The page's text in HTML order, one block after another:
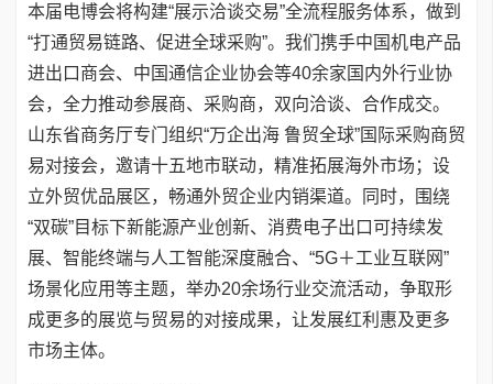
本届电博会将构建“展示洽谈交易”全流程服务体系，做到
“打通贸易链路、促进全球采购”。我们携手中国机电产品
进出口商会、中国通信企业协会等40余家国内外行业协
会，全力推动参展商、采购商，双向洽谈、合作成交。
山东省商务厅专门组织“万企出海 鲁贸全球”国际采购商贸
易对接会，邀请十五地市联动，精准拓展海外市场；设
立外贸优品展区，畅通外贸企业内销渠道。同时，围绕
“双碳”目标下新能源产业创新、消费电子出口可持续发
展、智能终端与人工智能深度融合、“5G＋工业互联网”
场景化应用等主题，举办20余场行业交流活动，争取形
成更多的展览与贸易的对接成果，让发展红利惠及更多
市场主体。